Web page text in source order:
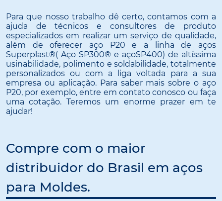
Para que nosso trabalho dê certo, contamos com a
ajuda de técnicos e consultores de produto
especializados em realizar um serviço de qualidade,
além de oferecer aço P20 e a linha de aços
Superplast®( Aço SP300® e açoSP400) de altíssima
usinabilidade, polimento e soldabilidade, totalmente
personalizados ou com a liga voltada para a sua
empresa ou aplicação. Para saber mais sobre o aço
P20, por exemplo, entre em contato conosco ou faça
uma cotação. Teremos um enorme prazer em te
ajudar!
Compre com o maior
distribuidor do Brasil em aços
para Moldes.